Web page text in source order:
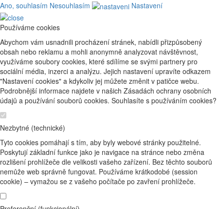
Ano, souhlasím Nesouhlasím Nastavení
Používáme cookies
Abychom vám usnadnili procházení stránek, nabídli přizpůsobený
obsah nebo reklamu a mohli anonymně analyzovat návštěvnost,
využíváme soubory cookies, které sdílíme se svými partnery pro
sociální média, inzerci a analýzu. Jejich nastavení upravíte odkazem
"Nastavení cookies" a kdykoliv jej můžete změnit v patičce webu.
Podrobnější informace najdete v našich Zásadách ochrany osobních
údajů a používání souborů cookies. Souhlasíte s používáním cookies?
Nezbytné (technické)
Tyto cookies pomáhají s tím, aby byly webové stránky použitelné.
Poskytují základní funkce jako je navigace na stránce nebo změna
rozlišení prohlížeče dle velikosti vašeho zařízení. Bez těchto souborů
nemůže web správně fungovat. Používáme krátkodobé (session
cookie) – vymažou se z vašeho počítače po zavření prohlížeče.